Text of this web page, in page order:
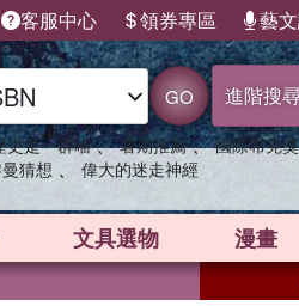
客服中心 領券專區 藝
GO 進階搜
史是一群喵 、 暑期推薦 、 國際布克
猜想 、 偉大的迷走神經
文具選物 漫畫